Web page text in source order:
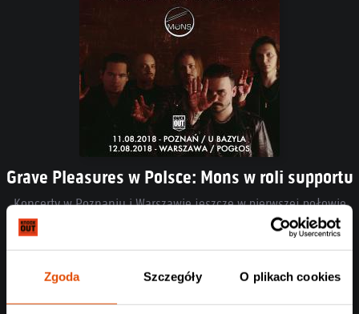
Zgoda Szczegóły O plikach cookies
Grave Pleasures w Polsce: Mons w roli supportu
Koncerty w Poznaniu i Warszawie jeszcze w pierwszej połowie
Czytaj całość